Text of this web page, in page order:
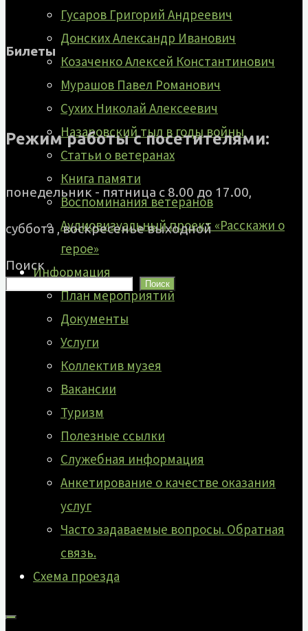
Гусаров Григорий Андреевич
Донских Александр Иванович
Козаченко Алексей Константинович
Мурашов Павел Романович
Сухих Николай Алексеевич
Назаровский тыл в годы войны
Статьи о ветеранах
Книга памяти
Воспоминания ветеранов
Аудиовизуальный проект «Расскажи о
герое»
Информация
План мероприятий
Документы
Услуги
Коллектив музея
Вакансии
Туризм
Полезные ссылки
Служебная информация
Анкетирование о качестве оказания
услуг
Часто задаваемые вопросы. Обратная
связь.
Схема проезда
Билеты
Режим работы с посетителями:
понедельник - пятница с 8.00 до 17.00,
суббота , воскресенье выходной
Поиск
Поиск